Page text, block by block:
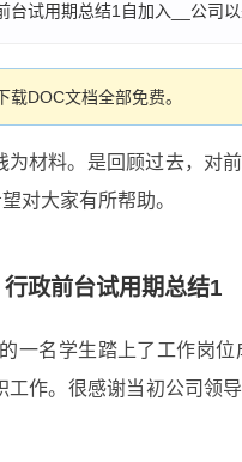
试用期总结1自加入__公司以
DOC文档全部免费。
材料。是回顾过去，对
对大家有所帮助。
行政前台试用期总结1
一名学生踏上了工作岗
作。很感谢当初公司领